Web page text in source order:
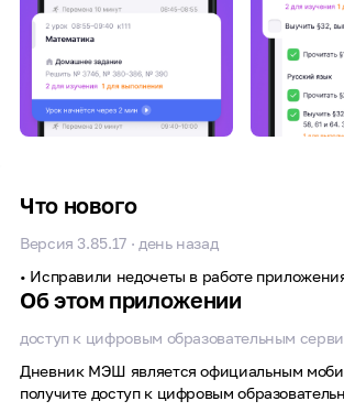
Что нового
Версия 3.85.17 · день назад
• Исправили недочеты в работе
Об этом приложении
доступ к цифровым образовательным
Дневник МЭШ является официальным
получите доступ к цифровым